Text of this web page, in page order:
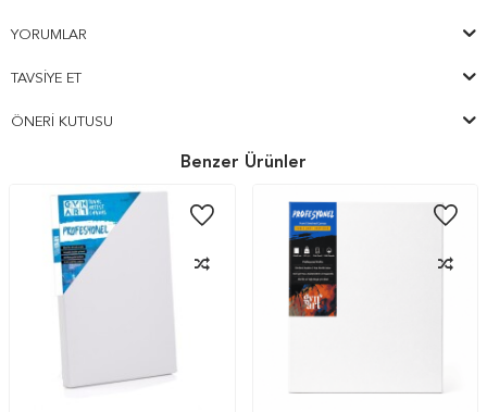
YORUMLAR
TAVSIYE ET
ÖNERI KUTUSU
Benzer Ürünler